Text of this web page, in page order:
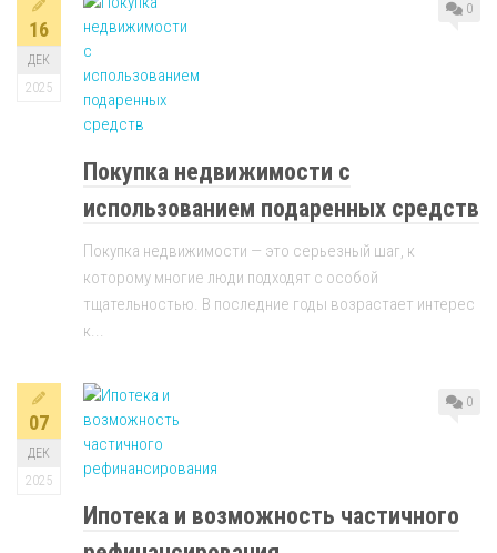
16
ДЕК
2025
0
Покупка недвижимости с
использованием подаренных средств
Покупка недвижимости — это серьезный шаг, к
которому многие люди подходят с особой
тщательностью. В последние годы возрастает интерес
к...
07
ДЕК
2025
0
Ипотека и возможность частичного